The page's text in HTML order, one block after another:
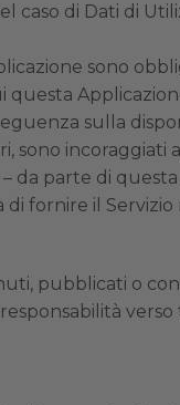
caso di Dati di
sono
questa
sulla
sono incoraggiati
da parte di
fornire il
pubblicati o
verso